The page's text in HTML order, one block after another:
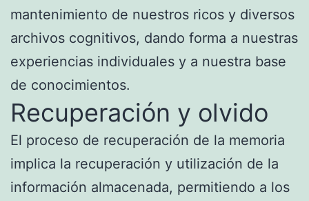
mantenimiento de nuestros ricos y diversos
archivos cognitivos, dando forma a nuestras
experiencias individuales y a nuestra base
de conocimientos.
Recuperación y olvido
El proceso de recuperación de la memoria
implica la recuperación y utilización de la
información almacenada, permitiendo a los